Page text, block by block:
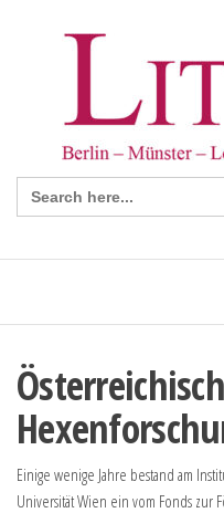
Search
for:
Einige wenige Jahre bestand am
Universität Wien ein vom Fonds zur